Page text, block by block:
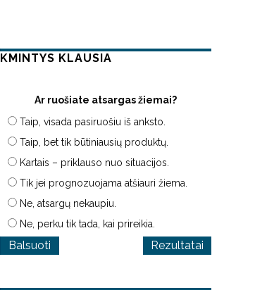
KMINTYS KLAUSIA
Ar ruošiate atsargas žiemai?
Taip, visada pasiruošiu iš anksto.
Taip, bet tik būtiniausių produktų.
Kartais – priklauso nuo situacijos.
Tik jei prognozuojama atšiauri žiema.
Ne, atsargų nekaupiu.
Ne, perku tik tada, kai prireikia.
Rezultatai